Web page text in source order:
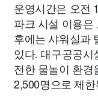
운영시간은 오전
파크 시설 이용
후에는 샤워실과
있다. 대구공공
전한 물놀이 환
2,500명으로 제